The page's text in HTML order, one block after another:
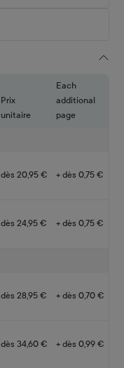
Prix
unitaire
Each
additional
page
dès 20,95 € + dès 0,75 €
dès 24,95 € + dès 0,75 €
dès 28,95 € + dès 0,70 €
dès 34,60 € + dès 0,99 €